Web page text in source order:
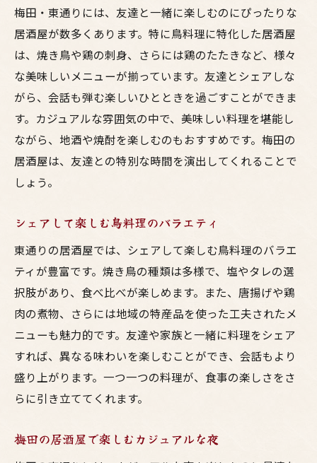
梅田・東通りには、友達と一緒に楽しむのにぴったりな
居酒屋が数多くあります。特に鳥料理に特化した居酒屋
は、焼き鳥や鶏の刺身、さらには鶏のたたきなど、様々
な美味しいメニューが揃っています。友達とシェアしな
がら、会話も弾む楽しいひとときを過ごすことができま
す。カジュアルな雰囲気の中で、美味しい料理を堪能し
ながら、地酒や焼酎を楽しむのもおすすめです。梅田の
居酒屋は、友達との特別な時間を演出してくれることで
しょう。
シェアして楽しむ鳥料理のバラエティ
東通りの居酒屋では、シェアして楽しむ鳥料理のバラエ
ティが豊富です。焼き鳥の種類は多様で、塩やタレの選
択肢があり、食べ比べが楽しめます。また、唐揚げや鶏
肉の煮物、さらには地域の特産品を使った工夫されたメ
ニューも魅力的です。友達や家族と一緒に料理をシェア
すれば、異なる味わいを楽しむことができ、会話もより
盛り上がります。一つ一つの料理が、食事の楽しさをさ
らに引き立ててくれます。
梅田の居酒屋で楽しむカジュアルな夜